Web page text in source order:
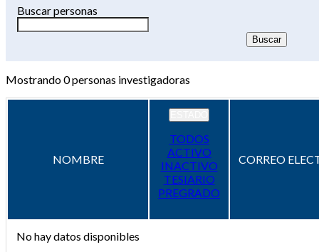
Buscar personas
Mostrando0personas investigadoras
NOMBRE
TODOS
ACTIVO
INACTIVO
TESIARIO
PREGRADO
CORREO
No hay datos disponibles